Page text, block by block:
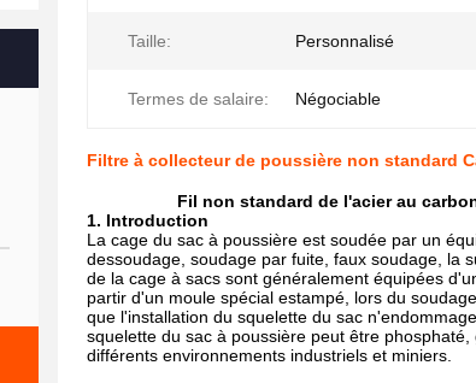
Taille: Personnalisé
Termes de salaire: Négociable
Filtre à collecteur de poussière non standard
Fil non standard de l'acier au
1. Introduction
La cage du sac à poussière est soudée par un
dessoudage, soudage par fuite, faux soudage, la
de la cage à sacs sont généralement équipées
partir d'un moule spécial estampé, lors du
que l'installation du squelette du sac
squelette du sac à poussière peut être
différents environnements industriels et miniers.